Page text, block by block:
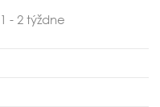
1 - 2 týždne